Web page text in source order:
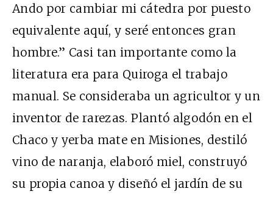
Ando por cambiar mi cátedra por puesto
equivalente aquí, y seré entonces gran
hombre.” Casi tan importante como la
literatura era para Quiroga el trabajo
manual. Se consideraba un agricultor y un
inventor de rarezas. Plantó algodón en el
Chaco y yerba mate en Misiones, destiló
vino de naranja, elaboró miel, construyó
su propia canoa y diseñó el jardín de su